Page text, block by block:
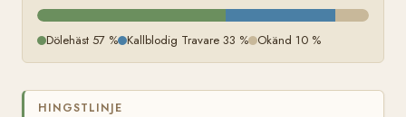
Dölehäst 57 % Kallblodig Travare 33 % Okänd 10 %
HINGSTLINJE